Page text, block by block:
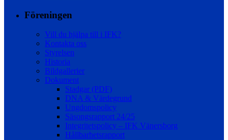
Föreningen
Vill du hjälpa till i IFK?
Kontakta oss
Styrelsen
Historia
Bildgallerier
Dokument
Stadgar (PDF)
DNA & Värdegrund
Ungdomspolicy
Säsongsrapport 24/25
Integritetspolicy – IFK Vänersborg
Hållbarhetsrapport